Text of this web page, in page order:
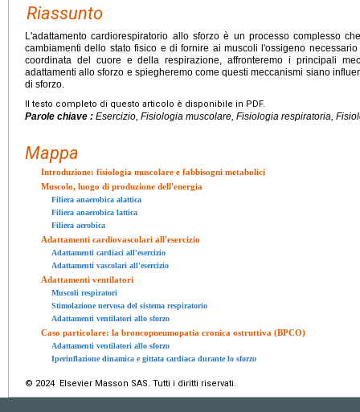
Riassunto
L'adattamento cardiorespiratorio allo sforzo è un processo complesso
cambiamenti dello stato fisico e di fornire ai muscoli l'ossigeno
coordinata del cuore e della respirazione, affronteremo i principali
adattamenti allo sforzo e spiegheremo come questi meccanismi siano
di sforzo.
Il testo completo di questo articolo è disponibile in PDF.
Parole chiave : Esercizio, Fisiologia muscolare, Fisiologia respiratoria,
Mappa
Introduzione: fisiologia muscolare e fabbisogni metabolici
Muscolo, luogo di produzione dell'energia
Filiera anaerobica alattica
Filiera anaerobica lattica
Filiera aerobica
Adattamenti cardiovascolari all'esercizio
Adattamenti cardiaci all'esercizio
Adattamenti vascolari all'esercizio
Adattamenti ventilatori
Muscoli respiratori
Stimolazione nervosa del sistema respiratorio
Adattamenti ventilatori allo sforzo
Caso particolare: la broncopneumopatia cronica ostruttiva (BPCO)
Adattamenti ventilatori allo sforzo
Iperinflazione dinamica e gittata cardiaca durante lo sforzo
© 2024 Elsevier Masson SAS. Tutti i diritti riservati.